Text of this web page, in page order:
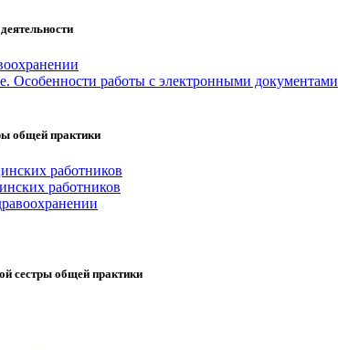
Особенности работы с электронными документами
общей практики
работников
работников
сестры общей практики